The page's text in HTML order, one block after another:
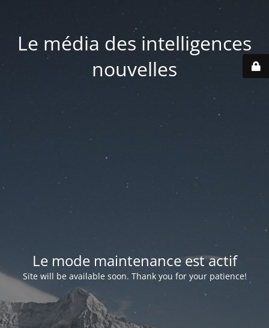
Le média des intelligences
nouvelles
Le mode maintenance est actif
Site will be available soon. Thank you for your patience!